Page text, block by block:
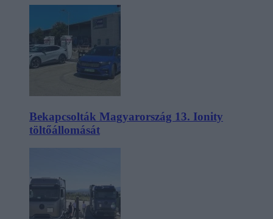
Bekapcsolták Magyarország 13. Ionity
töltőállomását